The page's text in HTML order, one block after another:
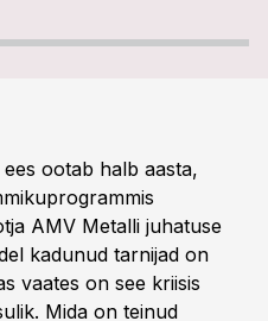
ootab halb aasta,
AMV Metalli juhatuse
kadunud tarnijad on
vaates on see kriisis
Mida on teinud